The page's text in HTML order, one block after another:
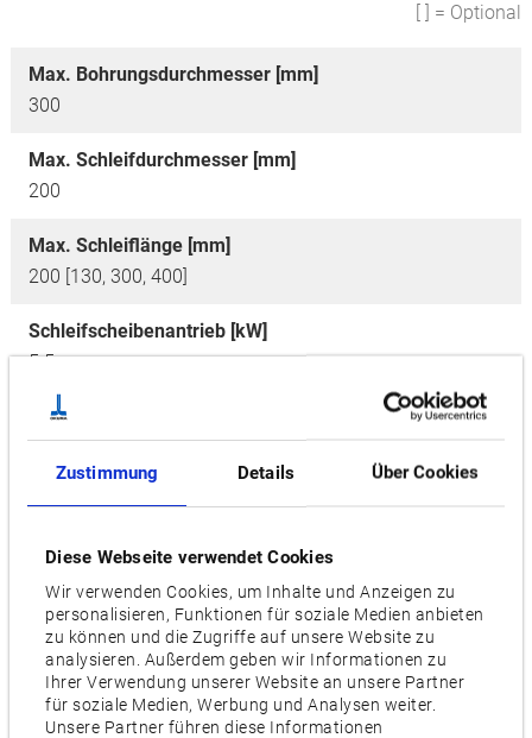
Zustimmung Details Über Cookies
Diese Webseite verwendet Cookies
Wir verwenden Cookies, um Inhalte und Anzeigen zu
personalisieren, Funktionen für soziale Medien anbieten
zu können und die Zugriffe auf unsere Website zu
analysieren. Außerdem geben wir Informationen zu
Ihrer Verwendung unserer Website an unsere Partner
für soziale Medien, Werbung und Analysen weiter.
Unsere Partner führen diese Informationen
[ ] = Optional
Max. Bohrungsdurchmesser [mm]
300
Max. Schleifdurchmesser [mm]
200
Max. Schleiflänge [mm]
200 [130, 300, 400]
Schleifscheibenantrieb [kW]
5.5
Eilgänge [m/min]
X: 20 / Z: 20
Stellfläche [mm]
Videos / Downloads
ZUGEHÖRIGE PRODUKTE: